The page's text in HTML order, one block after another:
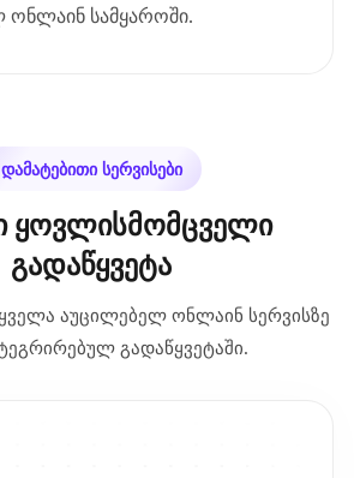
სამყაროში.
დამატებითი სერვისები
ყოვლისმომცველი
გადაწყვეტა
აუცილებელ ონლაინ სერვისზე
გადაწყვეტაში.